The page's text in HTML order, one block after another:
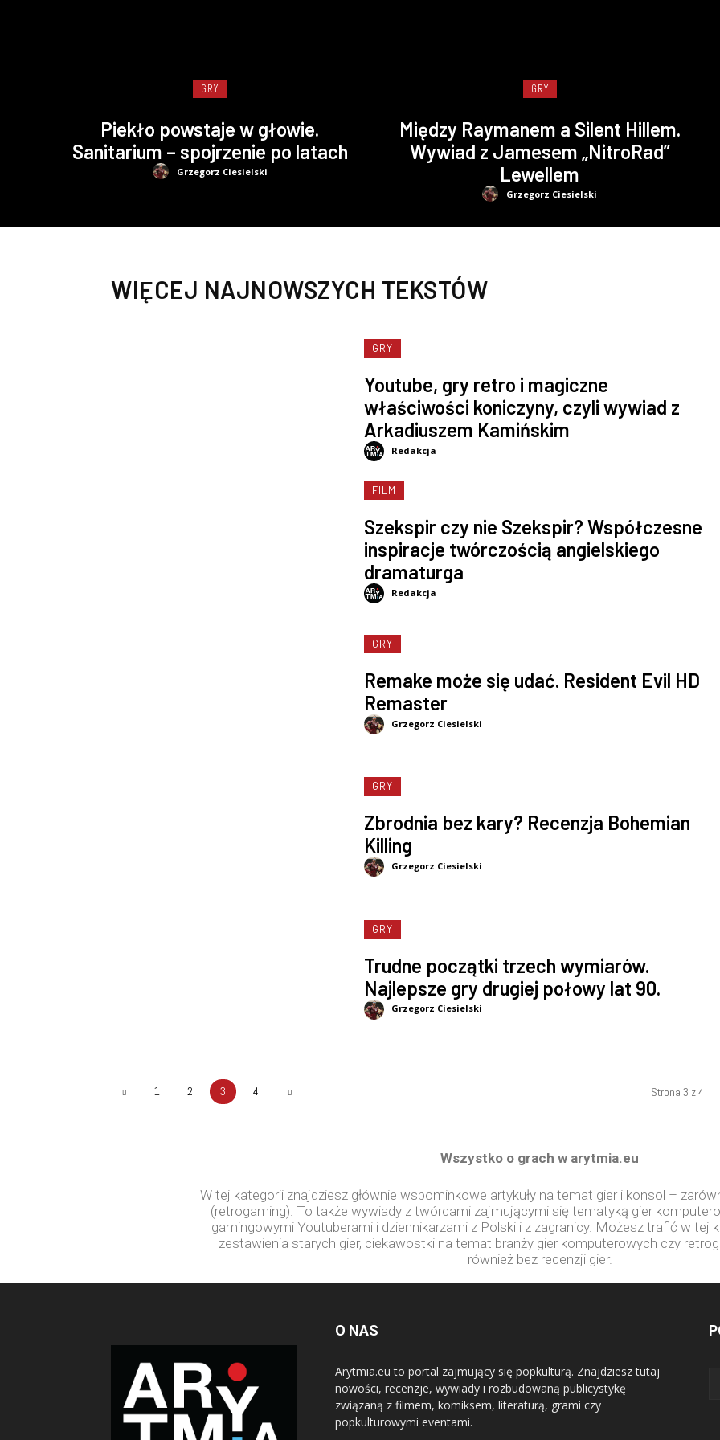
GRY
Piekło powstaje w głowie.
Sanitarium – spojrzenie po latach
Grzegorz Ciesielski
GRY
Między Raymanem a Silent Hillem.
Wywiad z Jamesem „NitroRad”
Lewellem
Grzegorz Ciesielski
WIĘCEJ NAJNOWSZYCH TEKSTÓW
GRY
Youtube, gry retro i magiczne
właściwości koniczyny, czyli wywiad z
Arkadiuszem Kamińskim
Redakcja
FILM
Szekspir czy nie Szekspir? Współczesne
inspiracje twórczością angielskiego
dramaturga
Redakcja
GRY
Remake może się udać. Resident Evil HD
Remaster
Grzegorz Ciesielski
GRY
Zbrodnia bez kary? Recenzja Bohemian
Killing
Grzegorz Ciesielski
GRY
Trudne początki trzech wymiarów.
Najlepsze gry drugiej połowy lat 90.
Grzegorz Ciesielski
1 2 3 4 Strona 3 z 4
Wszystko o grach w arytmia.eu
W tej kategorii znajdziesz głównie wspominkowe artykuły na temat gier i konsol –
(retrogaming). To także wywiady z twórcami zajmującymi się tematyką gier
gamingowymi Youtuberami i dziennikarzami z Polski i z zagranicy. Możesz trafić w tej
zestawienia starych gier, ciekawostki na temat branży gier komputerowych czy
również bez recenzji gier.
O NAS
Arytmia.eu to portal zajmujący się popkulturą. Znajdziesz tutaj
nowości, recenzje, wywiady i rozbudowaną publicystykę
związaną z filmem, komiksem, literaturą, grami czy
popkulturowymi eventami.